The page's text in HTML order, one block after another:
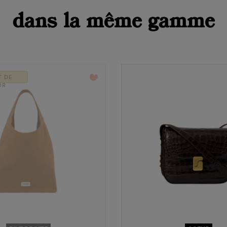
dans la même gamme
DE
favorite_border